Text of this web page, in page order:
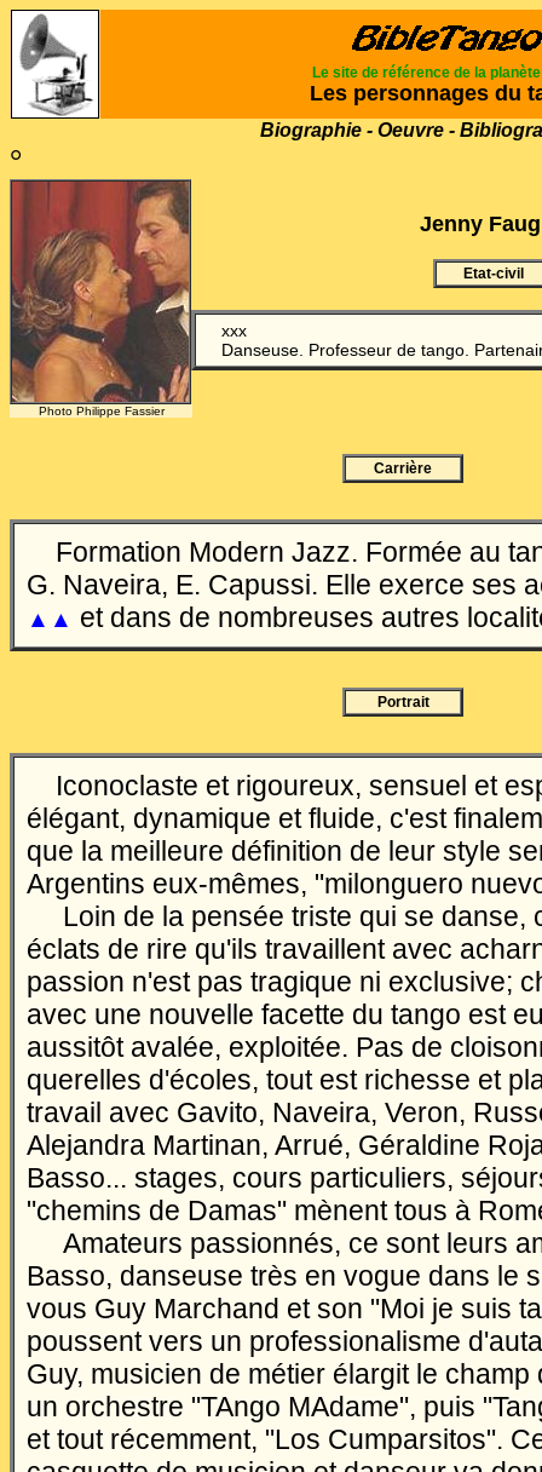
Le site de référence de la planète
Les personnages du
Biographie - Oeuvre -
°
Jenny
Etat-civil
xxx
Danseuse. Professeur de tango.
Photo Philippe Fassier
Carrière
Formation Modern Jazz. Formée au
G. Naveira, E. Capussi. Elle exerce ses
▲▲ et dans de nombreuses autres
Portrait
Iconoclaste et rigoureux, sensuel et
élégant, dynamique et fluide, c'est
que la meilleure définition de leur style
Argentins eux-mêmes, "milonguero
Loin de la pensée triste qui se danse,
éclats de rire qu'ils travaillent avec
passion n'est pas tragique ni exclusive;
avec une nouvelle facette du tango est
aussitôt avalée, exploitée. Pas de
querelles d'écoles, tout est richesse et
travail avec Gavito, Naveira, Veron,
Alejandra Martinan, Arrué, Géraldine
Basso... stages, cours particuliers,
"chemins de Damas" mènent tous à
Amateurs passionnés, ce sont leurs
Basso, danseuse très en vogue dans le
vous Guy Marchand et son "Moi je suis
poussent vers un professionalisme
Guy, musicien de métier élargit le champ
un orchestre "TAngo MAdame", puis
et tout récemment, "Los Cumparsitos".